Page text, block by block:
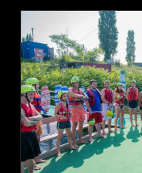
€80.00